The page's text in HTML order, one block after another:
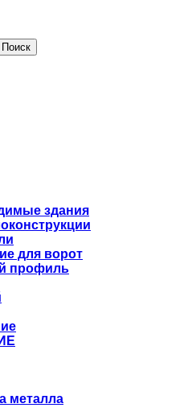
здания
для ворот
профиль
металла